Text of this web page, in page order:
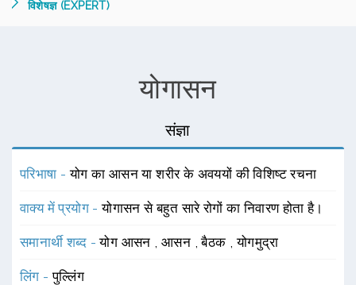
विशेषज्ञ (EXPERT)
योगासन
संज्ञा
परिभाषा -योग का आसन या शरीर के अवययों की विशिष्ट रचना
वाक्य में प्रयोग -योगासन से बहुत सारे रोगों का निवारण होता है।
समानार्थी शब्द -योग आसन ,आसन ,बैठक ,योगमुद्रा
लिंग -पुल्लिंग